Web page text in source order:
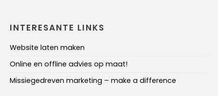
INTERESANTE LINKS
Website laten maken
Online en offline advies op maat!
Missiegedreven marketing – make a difference